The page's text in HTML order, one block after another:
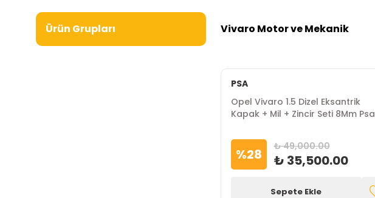
Ürün Grupları Vivaro Motor ve Mekanik
PSA
Opel Vivaro 1.5 Dizel Eksantrik
Kapak + Mil + Zincir Seti 8Mm Psa
%28 ₺ 49,000.00
₺ 35,500.00
Sepete Ekle